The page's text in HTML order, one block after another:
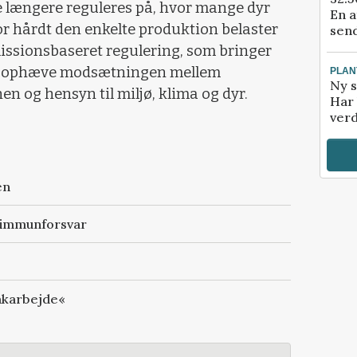
reguleres på, hvor mange dyr
hårdt den enkelte produktion belaster
regulering, som bringer
modsætningen mellem
og hensyn til miljø, klima og dyr.
En
Ny
Har